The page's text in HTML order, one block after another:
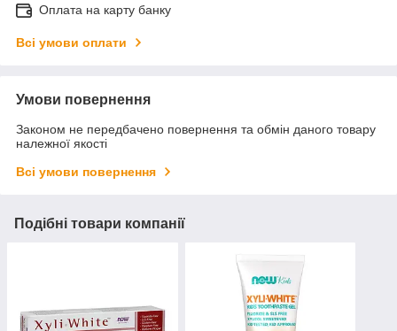
Оплата на карту банку
Всі умови оплати
Умови повернення
Законом не передбачено повернення та обмін даного товару
належної якості
Всі умови повернення
Подібні товари компанії